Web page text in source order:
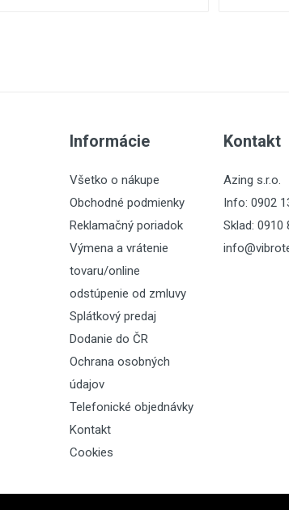
Informácie
Všetko o nákupe
Obchodné podmienky
Reklamačný poriadok
Výmena a vrátenie
tovaru/online
odstúpenie od zmluvy
Splátkový predaj
Dodanie do ČR
Ochrana osobných
údajov
Telefonické objednávky
Kontakt
Cookies
Kontakt
Azing s.r.o.
Info: 0902
Sklad: 0910